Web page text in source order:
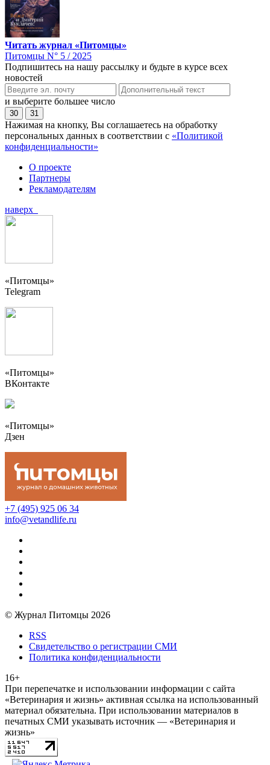
Читать журнал «Питомцы»
Питомцы N° 5 / 2025
Подпишитесь на нашу рассылку и будьте в курсе всех
новостей
и выберите большее число
30 31
Нажимая на кнопку, Вы соглашаетесь на обработку
персональных данных в соответствии с «Политикой
конфиденциальности»
О проекте
Партнеры
Рекламодателям
наверх
«Питомцы»
Telegram
«Питомцы»
ВКонтакте
«Питомцы»
Дзен
+7 (495) 925 06 34
info@vetandlife.ru
© Журнал Питомцы 2026
RSS
Свидетельство о регистрации СМИ
Политика конфиденциальности
16+
При перепечатке и использовании информации с сайта
«Ветеринария и жизнь» активная ссылка на использованный
материал обязательна. При использовании материалов в
печатных СМИ указывать источник — «Ветеринария и
жизнь»